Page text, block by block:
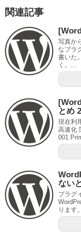
関連記事
写真か
なプラ
書いた
く。...
とめ
現在利
高速化
001
ない
プラグ
ります